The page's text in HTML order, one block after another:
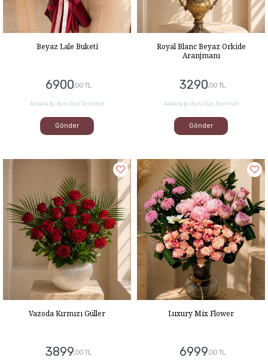
Beyaz Lale Buketi
6900,00 TL
Ankara İçi Aynı Gün Teslimat
Gönder
Royal Blanc Beyaz Orkide
Aranjmanı
3290,00 TL
Ankara İçi Aynı Gün Teslimat
Gönder
Vazoda Kırmızı Güller
3899,00 TL
Luxury Mix Flower
6999,00 TL